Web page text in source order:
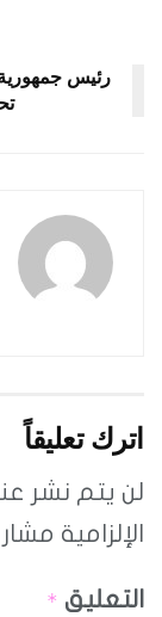
رئيس
اترك تعليقاً
لن يتم نشر
الإلزامية مشار
التعليق *